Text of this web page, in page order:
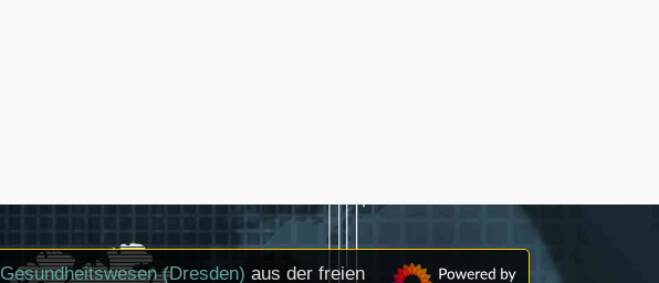
Gesundheitswesen (Dresden) aus der freien